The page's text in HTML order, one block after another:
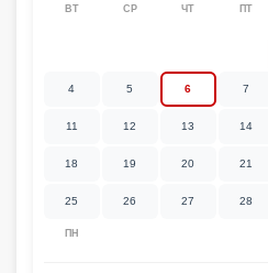
ПН
ВТ СР ЧТ ПТ
4 5 6 7
11 12 13 14
18 19 20 21
25 26 27 28